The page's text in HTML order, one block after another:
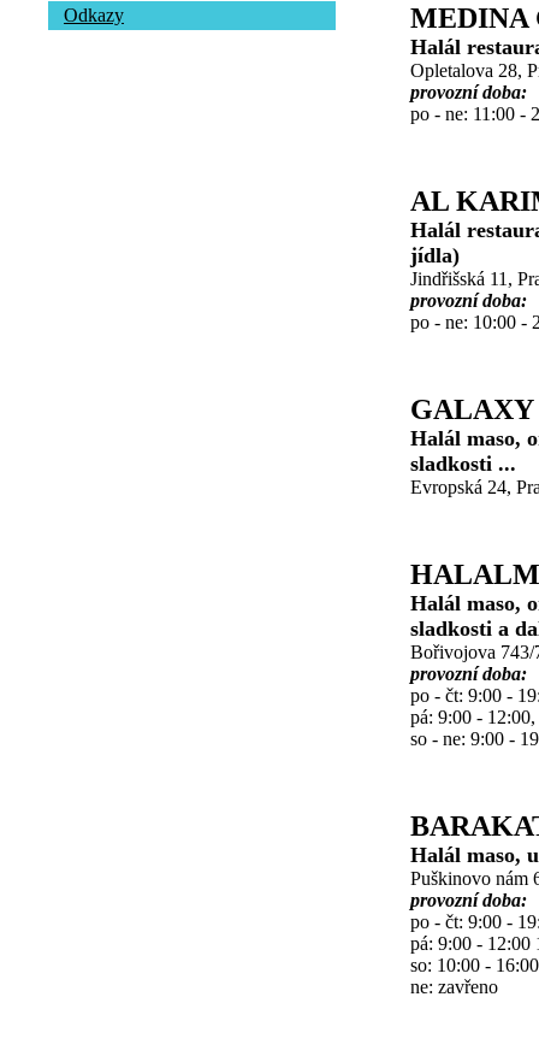
Odkazy
MEDINA
Halál
Opletalova 28,
provozní doba:
po - ne: 11:00 -
AL
Halál
jídla)
Jindřišská 11,
provozní doba:
po - ne: 10:00 -
GALAXY
Halál maso,
sladkosti ...
Evropská 24,
Halál maso,
sladkosti a
Bořivojova 743/
provozní doba:
po - čt: 9:00 -
pá: 9:00 -
so - ne: 9:00 -
Halál maso,
Puškinovo nám
provozní doba:
po - čt: 9:00 -
pá: 9:00 - 12:00
so: 10:00 - 16:00
ne: zavřeno